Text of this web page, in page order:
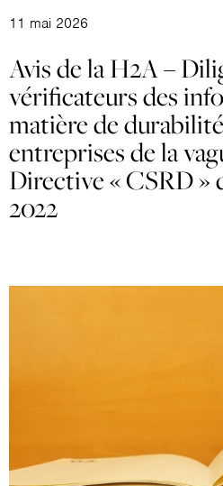
11 mai 2026
Avis de la H2A –
vérificateurs des
matière de
entreprises de la
Directive « CSRD »
2022